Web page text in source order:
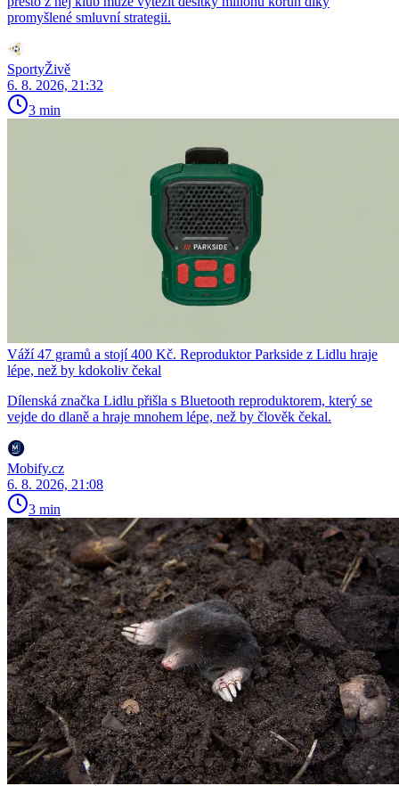
promyšlené smluvní strategii.
SportyŽivě
6. 8. 2026, 21:32
3 min
Váží 47 gramů a stojí 400 Kč. Reproduktor Parkside z Lidlu hraje
lépe, než by kdokoliv čekal
Dílenská značka Lidlu přišla s Bluetooth reproduktorem, který se
vejde do dlaně a hraje mnohem lépe, než by člověk čekal.
Mobify.cz
6. 8. 2026, 21:08
3 min